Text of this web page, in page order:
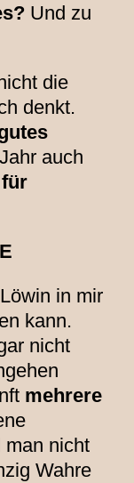
Und zu
die
denkt.
auch
in mir
kann.
nicht
mehrere
man nicht
Wahre